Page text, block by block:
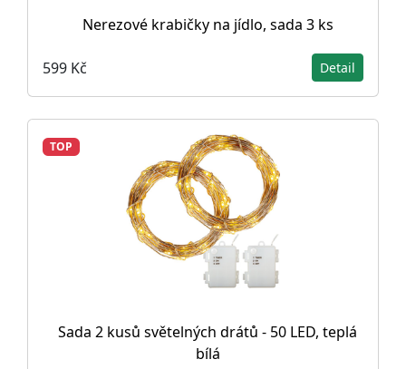
Nerezové krabičky na jídlo, sada 3 ks
599 Kč Detail
TOP
Sada 2 kusů světelných drátů - 50 LED, teplá
bílá